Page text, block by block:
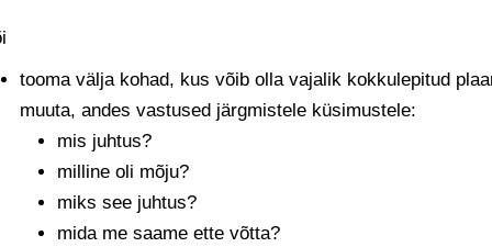
tooma välja kohad, kus võib olla vajalik kokkulepitud
muuta, andes vastused järgmistele küsimustele:
mis juhtus?
milline oli mõju?
miks see juhtus?
mida me saame ette võtta?